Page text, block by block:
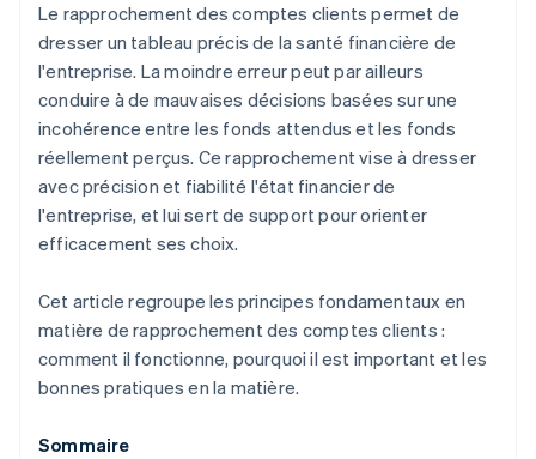
Le rapprochement des comptes clients permet de
dresser un tableau précis de la santé financière de
l'entreprise. La moindre erreur peut par ailleurs
conduire à de mauvaises décisions basées sur une
incohérence entre les fonds attendus et les fonds
réellement perçus. Ce rapprochement vise à dresser
avec précision et fiabilité l'état financier de
l'entreprise, et lui sert de support pour orienter
efficacement ses choix.
Cet article regroupe les principes fondamentaux en
matière de rapprochement des comptes clients :
comment il fonctionne, pourquoi il est important et les
bonnes pratiques en la matière.
Sommaire